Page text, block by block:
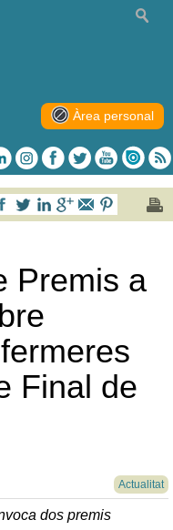
Àrea personal
Premis a
Final de
Actualitat
dos premis